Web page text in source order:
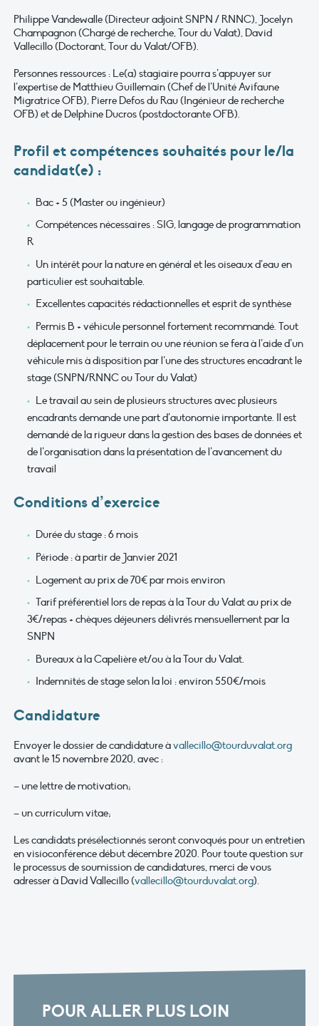
Philippe Vandewalle (Directeur adjoint SNPN / RNNC), Jocelyn
Champagnon (Chargé de recherche, Tour du Valat), David
Vallecillo (Doctorant, Tour du Valat/OFB).
Personnes ressources : Le(a) stagiaire pourra s’appuyer sur
l’expertise de Matthieu Guillemain (Chef de l’Unité Avifaune
Migratrice OFB), Pierre Defos du Rau (Ingénieur de recherche
OFB) et de Delphine Ducros (postdoctorante OFB).
Profil et compétences souhaités pour le/la
candidat(e) :
Bac + 5 (Master ou ingénieur)
Compétences nécessaires : SIG, langage de programmation
R
Un intérêt pour la nature en général et les oiseaux d’eau en
particulier est souhaitable.
Excellentes capacités rédactionnelles et esprit de synthèse
Permis B + véhicule personnel fortement recommandé. Tout
déplacement pour le terrain ou une réunion se fera à l’aide d’un
véhicule mis à disposition par l’une des structures encadrant le
stage (SNPN/RNNC ou Tour du Valat)
Le travail au sein de plusieurs structures avec plusieurs
encadrants demande une part d’autonomie importante. Il est
demandé de la rigueur dans la gestion des bases de données et
de l’organisation dans la présentation de l’avancement du
travail
Conditions d’exercice
Durée du stage : 6 mois
Période : à partir de Janvier 2021
Logement au prix de 70€ par mois environ
Tarif préférentiel lors de repas à la Tour du Valat au prix de
3€/repas + chèques déjeuners délivrés mensuellement par la
SNPN
Bureaux à la Capelière et/ou à la Tour du Valat.
Indemnités de stage selon la loi : environ 550€/mois
Candidature
Envoyer le dossier de candidature àvallecillo@tourduvalat.org
avant le 15 novembre 2020, avec :
– une lettre de motivation;
– un curriculum vitae;
Les candidats présélectionnés seront convoqués pour un entretien
en visioconférence début décembre 2020. Pour toute question sur
le processus de soumission de candidatures, merci de vous
adresser à David Vallecillo (vallecillo@tourduvalat.org).
POUR ALLER PLUS LOIN